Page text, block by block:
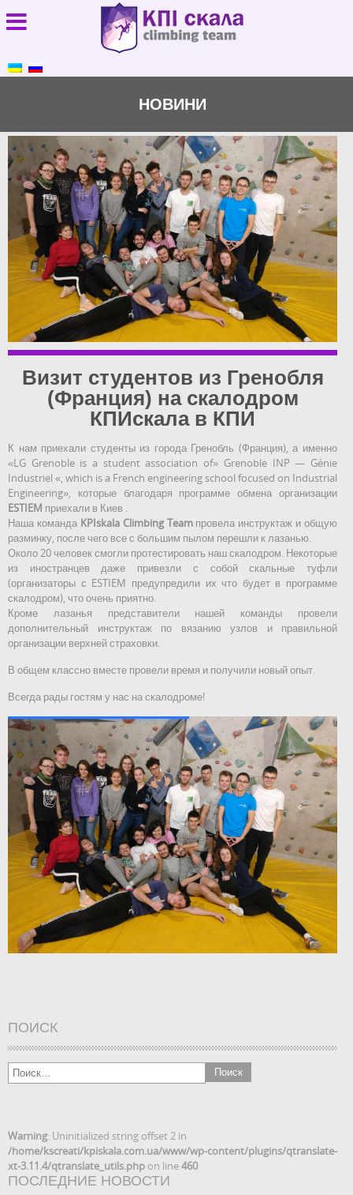
НОВИНИ
Визит студентов из Гренобля
(Франция) на скалодром
КПИскала в КПИ
К нам приехали студенты из города Гренобль (Франция), а именно
«LG Grenoble is a student association of» Grenoble INP — Génie
Industriel «, which is a French engineering school focused on Industrial
Engineering», которые благодаря программе обмена организации
ESTIEM приехали в Киев .
Наша команда KPIskala Climbing Teamпровела инструктаж и общую
разминку, после чего все с большим пылом перешли к лазанью.
Около 20 человек смогли протестировать наш скалодром. Некоторые
из иностранцев даже привезли с собой скальные туфли
(организаторы с ESTIEM предупредили их что будет в программе
скалодром), что очень приятно.
Кроме лазанья представители нашей команды провели
дополнительный инструктаж по вязанию узлов и правильной
организации верхней страховки.
В общем классно вместе провели время и получили новый опыт.
Всегда рады гостям у нас на скалодроме!
1 / 5
ПОИСК
Warning: Uninitialized string offset 2 in
/home/kscreati/kpiskala.com.ua/www/wp-content/plugins/qtranslate-
xt-3.11.4/qtranslate_utils.php on line460
ПОСЛЕДНИЕ НОВОСТИ